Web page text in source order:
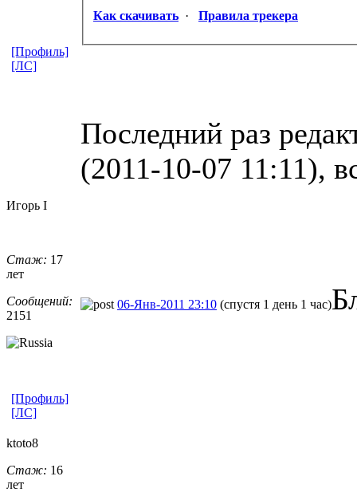
Как скачивать · Правила трекера
Последний раз
(2011-10-07 11:11),
[Профиль]
[ЛС]
Игорь I
Стаж: 17
лет
Сообщений:
2151
06-Янв-2011 23:10 (спустя 1 день 1 час)
[Профиль]
[ЛС]
ktoto8
Стаж: 16
лет